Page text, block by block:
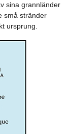
sina grannländer
små stränder
ursprung.